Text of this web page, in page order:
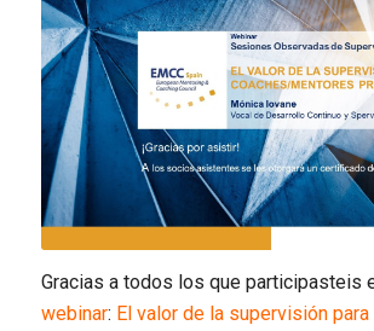
Gracias a todos los que participasteis
webinar: El valor de la supervisión